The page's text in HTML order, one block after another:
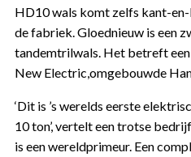
HD10 wals komt zelfs kant-
de fabriek. Gloednieuw is een
tandemtrilwals. Het betreft
New Electric,omgebouwde
‘Dit is ’s werelds eerste
10 ton’, vertelt een trotse
is een wereldprimeur. Een